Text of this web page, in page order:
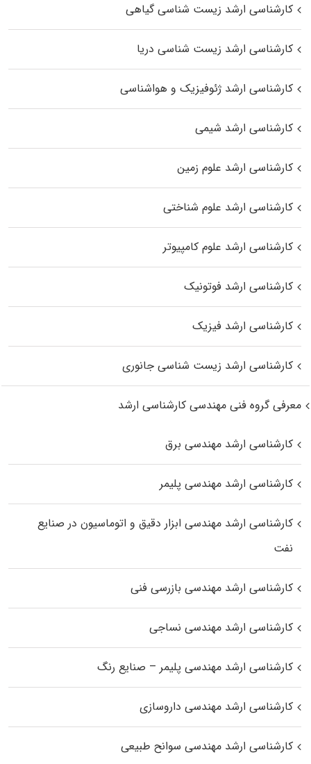
کارشناسی ارشد زیست‌ شناسی گیاهی
کارشناسی ارشد زیست‌ شناسی دریا
کارشناسی ارشد ژئوفیزیک و هواشناسی
کارشناسی ارشد شیمی
کارشناسی ارشد علوم زمین
کارشناسی ارشد علوم شناختی
کارشناسی ارشد علوم کامپیوتر
کارشناسی ارشد فوتونیک
کارشناسی ارشد فیزیک
کارشناسی ارشد زیست‌ شناسی جانوری
معرفی گروه فنی مهندسی کارشناسی ارشد
کارشناسی ارشد مهندسی برق
کارشناسی ارشد مهندسی پلیمر
کارشناسی ارشد مهندسی ابزار دقیق و اتوماسیون در صنایع
نفت
کارشناسی ارشد مهندسی بازرسی فنی
کارشناسی ارشد مهندسی نساجی
کارشناسی ارشد مهندسی پلیمر – صنایع رنگ
کارشناسی ارشد مهندسی داروسازی
کارشناسی ارشد مهندسی سوانح طبیعی